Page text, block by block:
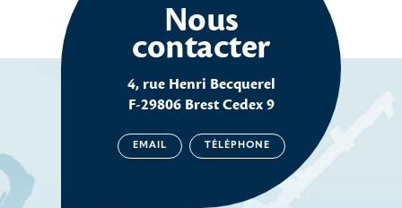
Nous
contacter
4, rue Henri Becquerel
F-29806 Brest Cedex 9
EMAIL TÉLÉPHONE